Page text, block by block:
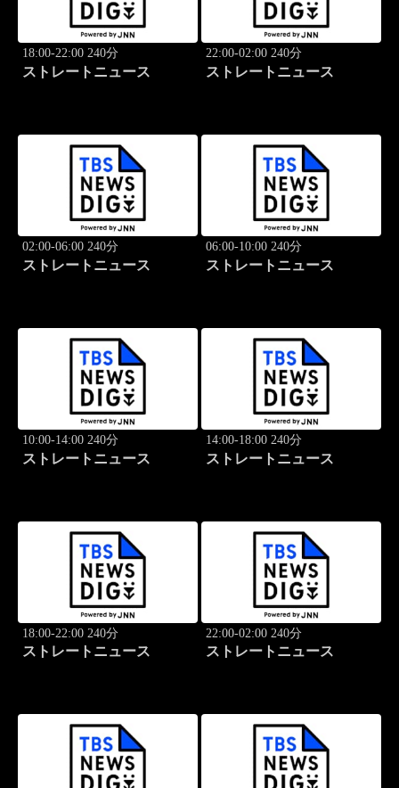
18:00-22:00 240分
ストレートニュース
22:00-02:00 240分
ストレートニュース
02:00-06:00 240分
ストレートニュース
06:00-10:00 240分
ストレートニュース
10:00-14:00 240分
ストレートニュース
14:00-18:00 240分
ストレートニュース
18:00-22:00 240分
ストレートニュース
22:00-02:00 240分
ストレートニュース